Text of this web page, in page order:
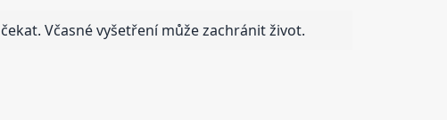
Včasné vyšetření může zachránit život.